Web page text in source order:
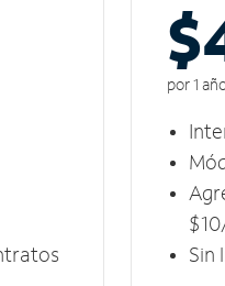
por 1
Sin